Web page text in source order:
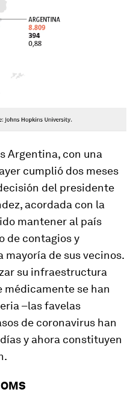
Argentina, con una
cumplió dos meses
del presidente
acordada con la
mantener al país
de contagios y
de sus vecinos.
su infraestructura
médicamente se han
–las favelas
de coronavirus han
y ahora constituyen